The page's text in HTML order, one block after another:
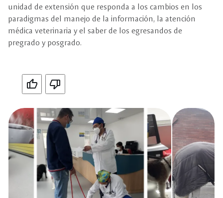
unidad de extensión que responda a los cambios en los
paradigmas del manejo de la información, la atención
médica veterinaria y el saber de los egresandos de
pregrado y posgrado.
Si No